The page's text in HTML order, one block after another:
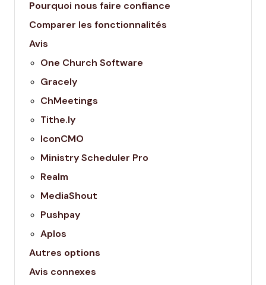
Pourquoi nous faire confiance
Comparer les fonctionnalités
Avis
One Church Software
Gracely
ChMeetings
Tithe.ly
IconCMO
Ministry Scheduler Pro
Realm
MediaShout
Pushpay
Aplos
Autres options
Avis connexes